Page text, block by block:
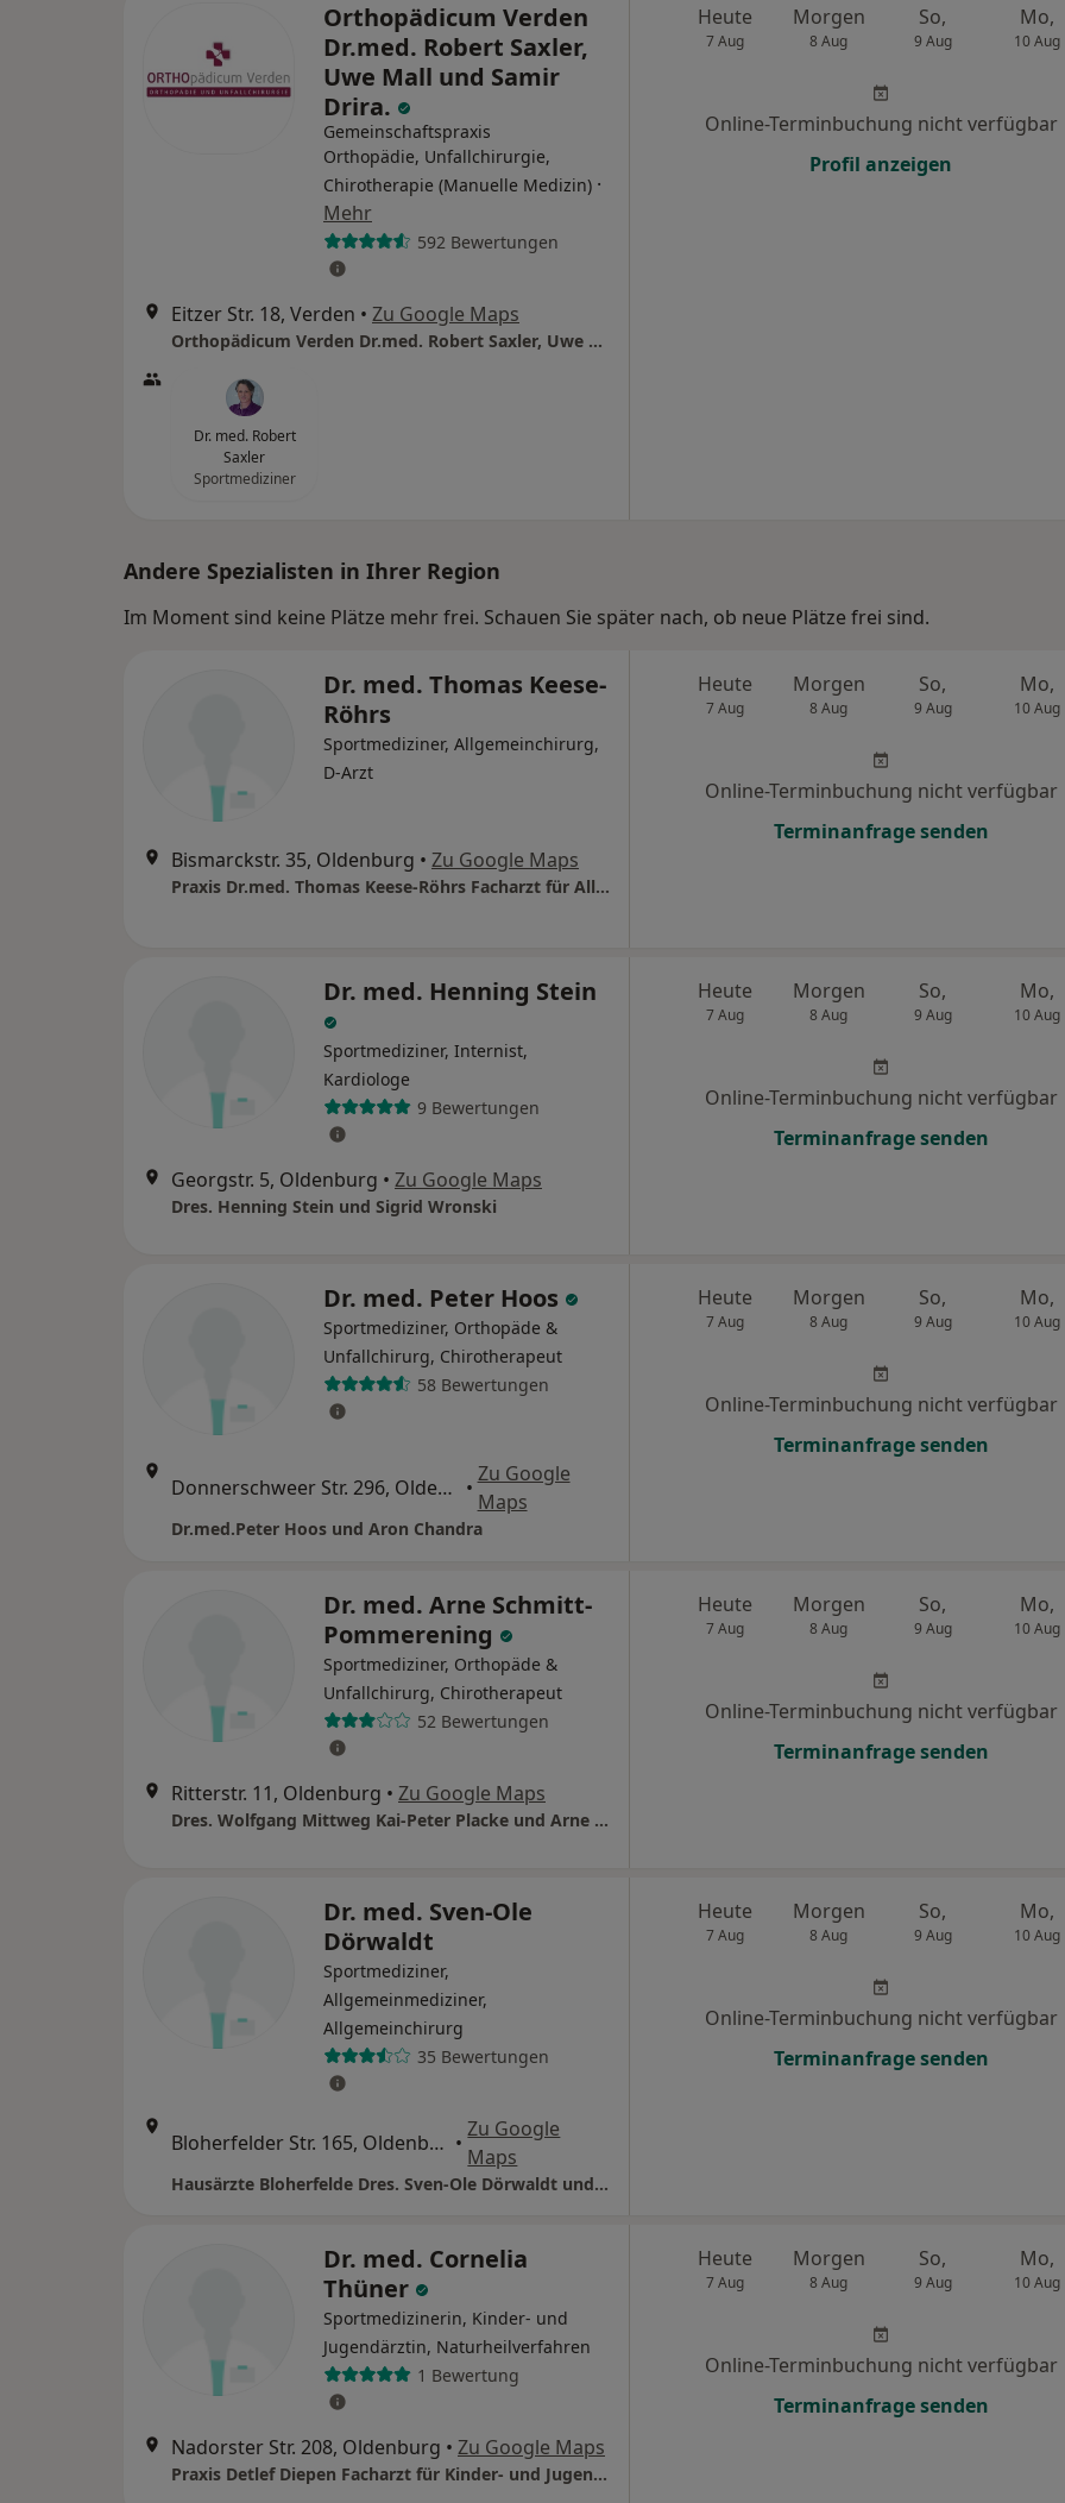
Orthopädicum Verden
Dr.med. Robert Saxler,
Uwe Mall und Samir
Drira.
Gemeinschaftspraxis
Orthopädie, Unfallchirurgie,
Chirotherapie (Manuelle Medizin) ·
Mehr
592 Bewertungen
Eitzer Str. 18, Verden • Zu Google Maps
Orthopädicum Verden Dr.med. Robert Saxler, Uwe Mall und Samir Drira.
Dr. med. Robert
Saxler
Sportmediziner
Heute
7 Aug
Morgen
8 Aug
So,
9 Aug
Mo,
10 Aug
Online-Terminbuchung nicht verfügbar
Profil anzeigen
Andere Spezialisten in Ihrer Region
Im Moment sind keine Plätze mehr frei. Schauen Sie später nach, ob neue Plätze frei sind.
Dr. med. Thomas Keese-
Röhrs
Sportmediziner, Allgemeinchirurg,
D-Arzt
Bismarckstr. 35, Oldenburg • Zu Google Maps
Praxis Dr.med. Thomas Keese-Röhrs Facharzt für Allgem. Chirurgie
Heute
7 Aug
Morgen
8 Aug
So,
9 Aug
Mo,
10 Aug
Online-Terminbuchung nicht verfügbar
Terminanfrage senden
Dr. med. Henning Stein
Sportmediziner, Internist,
Kardiologe
9 Bewertungen
Georgstr. 5, Oldenburg • Zu Google Maps
Dres. Henning Stein und Sigrid Wronski
Heute
7 Aug
Morgen
8 Aug
So,
9 Aug
Mo,
10 Aug
Online-Terminbuchung nicht verfügbar
Terminanfrage senden
Dr. med. Peter Hoos
Sportmediziner, Orthopäde &
Unfallchirurg, Chirotherapeut
58 Bewertungen
Donnerschweer Str. 296, Oldenburg •
Zu Google
Maps
Dr.med.Peter Hoos und Aron Chandra
Heute
7 Aug
Morgen
8 Aug
So,
9 Aug
Mo,
10 Aug
Online-Terminbuchung nicht verfügbar
Terminanfrage senden
Dr. med. Arne Schmitt-
Pommerening
Sportmediziner, Orthopäde &
Unfallchirurg, Chirotherapeut
52 Bewertungen
Ritterstr. 11, Oldenburg • Zu Google Maps
Dres. Wolfgang Mittweg Kai-Peter Placke und Arne Schmitt-Pommerening
Heute
7 Aug
Morgen
8 Aug
So,
9 Aug
Mo,
10 Aug
Online-Terminbuchung nicht verfügbar
Terminanfrage senden
Dr. med. Sven-Ole
Dörwaldt
Sportmediziner,
Allgemeinmediziner,
Allgemeinchirurg
35 Bewertungen
Bloherfelder Str. 165, Oldenburg •
Zu Google
Maps
Hausärzte Bloherfelde Dres. Sven-Ole Dörwaldt und Alexander Schultens
Heute
7 Aug
Morgen
8 Aug
So,
9 Aug
Mo,
10 Aug
Online-Terminbuchung nicht verfügbar
Terminanfrage senden
Dr. med. Cornelia
Thüner
Sportmedizinerin, Kinder- und
Jugendärztin, Naturheilverfahren
1 Bewertung
Nadorster Str. 208, Oldenburg • Zu Google Maps
Praxis Detlef Diepen Facharzt für Kinder- und Jugendmedizin
Heute
7 Aug
Morgen
8 Aug
So,
9 Aug
Mo,
10 Aug
Online-Terminbuchung nicht verfügbar
Terminanfrage senden